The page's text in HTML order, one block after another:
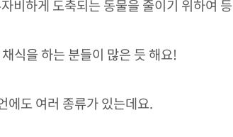
비하게 도축되는 동물을 줄이기 위하여 등
식을 하는 분들이 많은 듯 해요!
에도 여러 종류가 있는데요.